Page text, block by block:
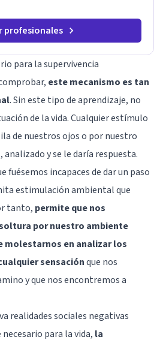
profesionales
para la supervivencia
este mecanismo es tan
. Sin este tipo de aprendizaje, no
de la vida. Cualquier estímulo
de nuestros ojos o por nuestro
y se le daría respuesta.
fuésemos incapaces de dar un paso
estimulación ambiental que
tanto, permite que nos
por nuestro ambiente
molestarnos en analizar los
sensaciónque nos
y que nos encontremos a
realidades sociales negativas
para la vida, la